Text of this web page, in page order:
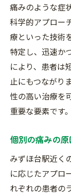
定期
みずほ台
な立地と
駅か
立地
駅周
通院の
駅近で
踵の痛み
は？
痛み
痛みのような症
科学的アプロー
療といった技術
特定し、迅速か
により、患者は
止にもつながり
性の高い治療を
重要な要素です。
個別の痛みの
みずほ台駅近く
に応じたアプロ
れぞれの患者の